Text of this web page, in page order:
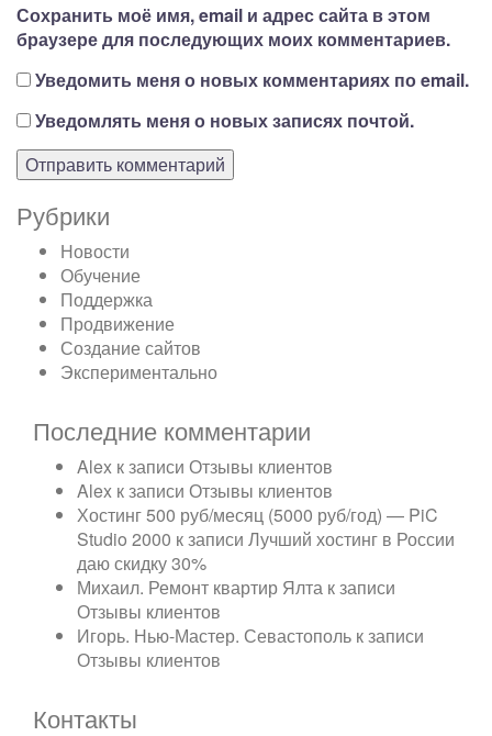
Сохранить моё имя, email и адрес сайта в этом
браузере для последующих моих комментариев.
Уведомить меня о новых комментариях по email.
Уведомлять меня о новых записях почтой.
Рубрики
Новости
Обучение
Поддержка
Продвижение
Создание сайтов
Экспериментально
Последние комментарии
Alex к записи Отзывы клиентов
Alex к записи Отзывы клиентов
Хостинг 500 руб/месяц (5000 руб/год) — PiC
Studio 2000 к записи Лучший хостинг в России
даю скидку 30%
Михаил. Ремонт квартир Ялта к записи
Отзывы клиентов
Игорь. Нью-Мастер. Севастополь к записи
Отзывы клиентов
Контакты